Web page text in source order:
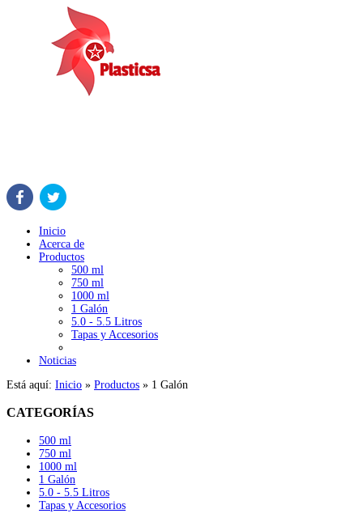
Inicio
Acerca de
Productos
500 ml
750 ml
1000 ml
1 Galón
5.0 - 5.5 Litros
Tapas y Accesorios
Noticias
Está aquí: Inicio » Productos » 1 Galón
CATEGORÍAS
500 ml
750 ml
1000 ml
1 Galón
5.0 - 5.5 Litros
Tapas y Accesorios